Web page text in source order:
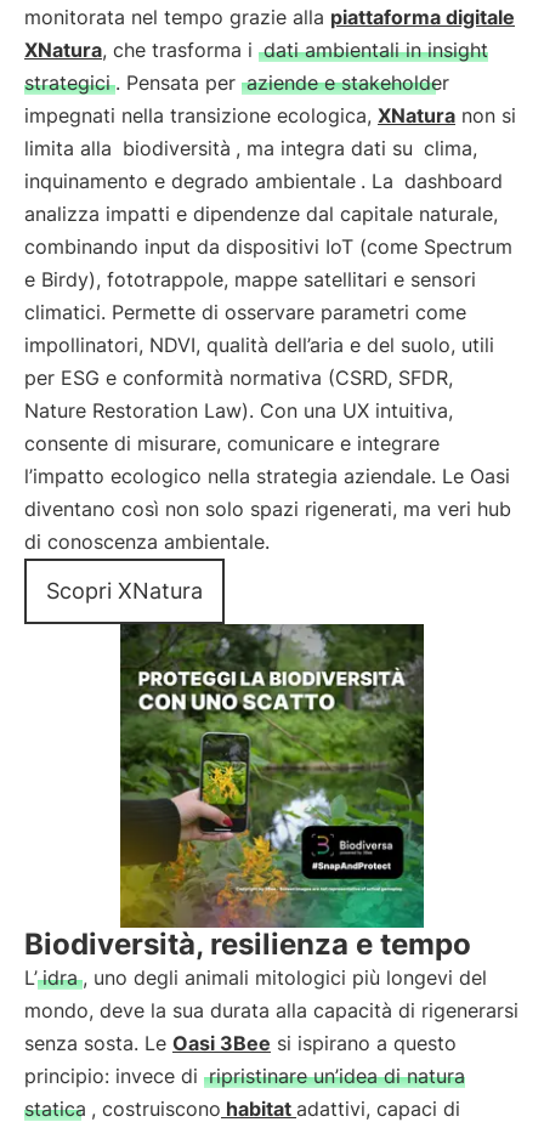
monitorata nel tempo grazie alla piattaforma digitale
XNatura, che trasforma i dati ambientali in insight
strategici . Pensata per aziende e stakeholder
impegnati nella transizione ecologica, XNatura non si
limita alla biodiversità , ma integra dati su clima,
inquinamento e degrado ambientale . La dashboard
analizza impatti e dipendenze dal capitale naturale,
combinando input da dispositivi IoT (come Spectrum
e Birdy), fototrappole, mappe satellitari e sensori
climatici. Permette di osservare parametri come
impollinatori, NDVI, qualità dell’aria e del suolo, utili
per ESG e conformità normativa (CSRD, SFDR,
Nature Restoration Law). Con una UX intuitiva,
consente di misurare, comunicare e integrare
l’impatto ecologico nella strategia aziendale. Le Oasi
diventano così non solo spazi rigenerati, ma veri hub
di conoscenza ambientale.
Scopri XNatura
Biodiversità, resilienza e tempo
L’ idra , uno degli animali mitologici più longevi del
mondo, deve la sua durata alla capacità di rigenerarsi
senza sosta. Le Oasi 3Bee si ispirano a questo
principio: invece di ripristinare un’idea di natura
statica , costruiscono habitat adattivi, capaci di